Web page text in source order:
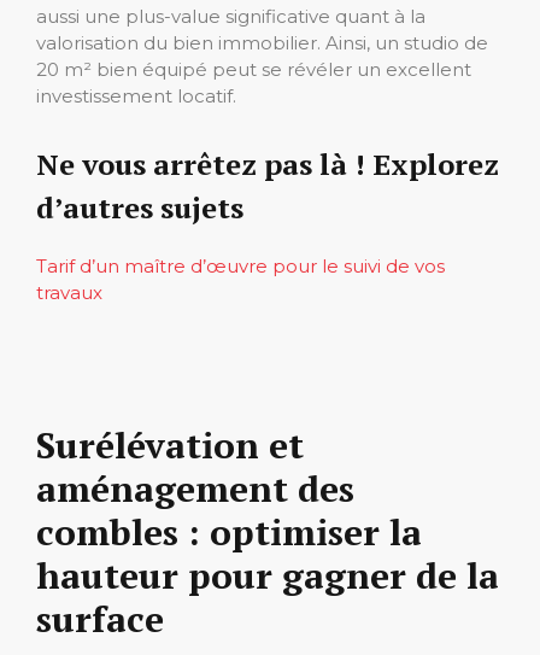
aussi une plus-value significative quant à la
valorisation du bien immobilier. Ainsi, un studio de
20 m² bien équipé peut se révéler un excellent
investissement locatif.
Ne vous arrêtez pas là ! Explorez
d’autres sujets
Tarif d’un maître d’œuvre pour le suivi de vos
travaux
Surélévation et
aménagement des
combles : optimiser la
hauteur pour gagner de la
surface